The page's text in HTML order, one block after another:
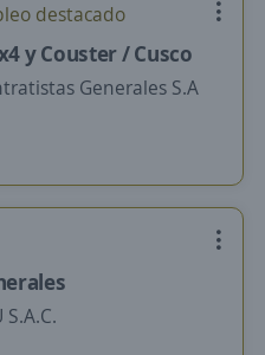
destacado
y Couster / Cusco
Generales S.A
S.A.C.